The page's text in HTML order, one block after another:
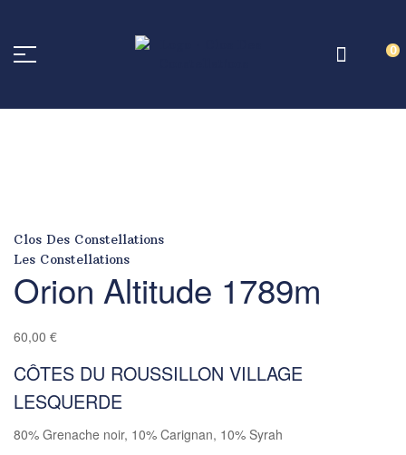
0
Clos Des Constellations
Les Constellations
Orion Altitude 1789m
60,00 €
CÔTES DU ROUSSILLON VILLAGE
LESQUERDE
80% Grenache noir, 10% Carignan, 10% Syrah